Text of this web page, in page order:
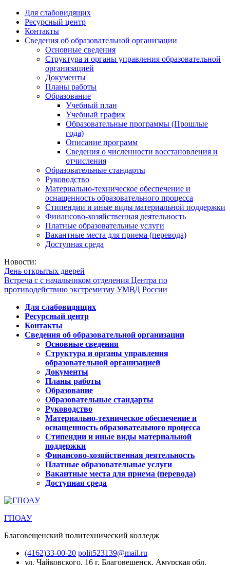
Для слабовидящих
Ресурсный центр
Контакты
Сведения об образовательной организации
Основные сведения
Структура и органы управления образовательной
организацией
Документы
Планы работы
Образование
Учебный план
Учебный график
Образовательные программы (Прошлые
года)
Описание программ
Сведения о численности восстановления и
отчисления
Образовательные стандарты
Руководство
Материально-техническое обеспечение и
оснащенность образовательного процесса
Стипендии и иные виды материальной поддержки
Финансово-хозяйственная деятельность
Платные образовательные услуги
Вакантные места для приема (перевода)
Доступная среда
Новости:
День открытых дверей
Встреча с с начальником отделения Центра по
противодействию экстремизму УМВД России
Для слабовидящих
Ресурсный центр
Контакты
Сведения об образовательной организации
Основные сведения
Структура и органы управления
образовательной организацией
Документы
Планы работы
Образование
Образовательные стандарты
Руководство
Материально-техническое обеспечение и
оснащенность образовательного процесса
Стипендии и иные виды материальной
поддержки
Финансово-хозяйственная деятельность
Платные образовательные услуги
Вакантные места для приема (перевода)
Доступная среда
ГПОАУ
Благовещенский политехнический колледж
(4162)33-00-20 polit523139@mail.ru
ул. Чайковского, 16 г. Благовещенск, Амурская обл.